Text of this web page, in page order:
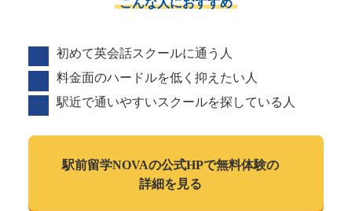
初めて英会話スクールに通う人
料金面のハードルを低く抑えたい人
駅近で通いやすいスクールを探している人
駅前留学NOVAの公式HPで無料体験の
詳細を見る